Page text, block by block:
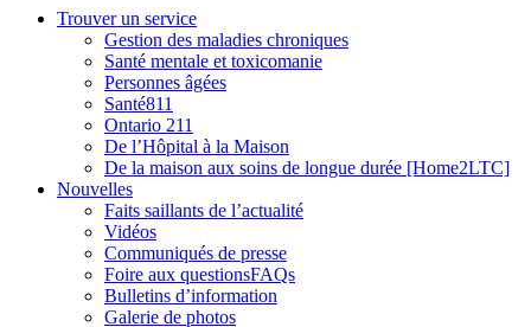
Trouver un service
Gestion des maladies chroniques
Santé mentale et toxicomanie
Personnes âgées
Santé811
Ontario 211
De l’Hôpital à la Maison
De la maison aux soins de longue durée [Home2LTC]
Nouvelles
Faits saillants de l’actualité
Vidéos
Communiqués de presse
Foire aux questionsFAQs
Bulletins d’information
Galerie de photos